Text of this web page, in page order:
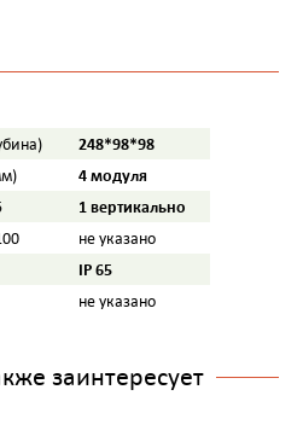
248*98*98
4 модуля
1 вертикально
не указано
IP 65
не указано
заинтересует